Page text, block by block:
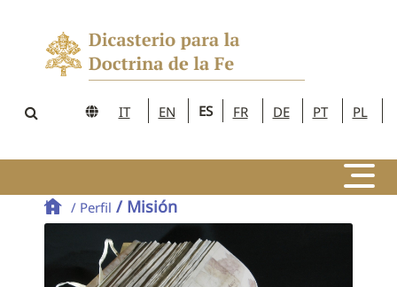
IT EN ES FR DE PT PL
/ Perfil / Misión